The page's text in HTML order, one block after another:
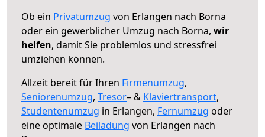
Ob ein Privatumzug von Erlangen nach Borna
oder ein gewerblicher Umzug nach Borna, wir
helfen, damit Sie problemlos und stressfrei
umziehen können.
Allzeit bereit für Ihren Firmenumzug,
Seniorenumzug, Tresor– & Klaviertransport,
Studentenumzug in Erlangen, Fernumzug oder
eine optimale Beiladung von Erlangen nach